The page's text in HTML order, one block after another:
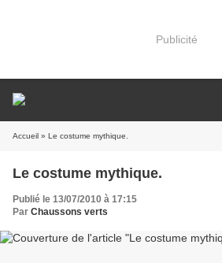
Publicité
Accueil » Le costume mythique.
Le costume mythique.
Publié le 13/07/2010 à 17:15
Par Chaussons verts